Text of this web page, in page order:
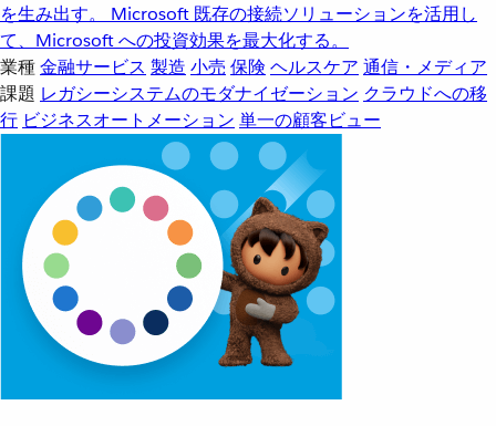
を生み出す。
Microsoft 既存の接続ソリューションを活用し
て、Microsoft への投資効果を最大化する。
業種金融サービス 製造 小売 保険 ヘルスケア 通信・メディア
課題 レガシーシステムのモダナイゼーション クラウドへの移
行 ビジネスオートメーション 単一の顧客ビュー